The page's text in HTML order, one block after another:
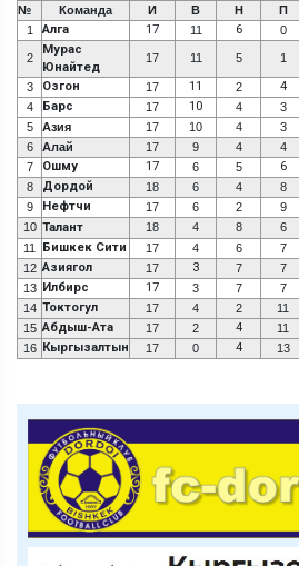
№ Команда И В Н П
1
Алга 17 11 6 0
2
Мурас
Юнайтед
17 11 5 1
3 Озгон 17 11 2 4
4 Барс 17 10 4 3
5 Азия 17 10 4 3
6
Алай 17 9 4 4
7
Ошму 17 6 5 6
8 Дордой 18 6 4 8
9 Нефтчи 17 6 2 9
10 Талант 18 4 8 6
11
Бишкек Сити 17 4 6 7
12 Азиягол 17 3 7 7
13 Илбирс 17 3 7 7
14 Токтогул 17 4 2 11
15 Абдыш-Ата 17 2 4 11
16 Кыргызалтын 17 0 4 13